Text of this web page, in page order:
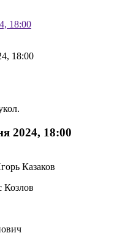
18:00
2024, 18:00
Казаков
Козлов